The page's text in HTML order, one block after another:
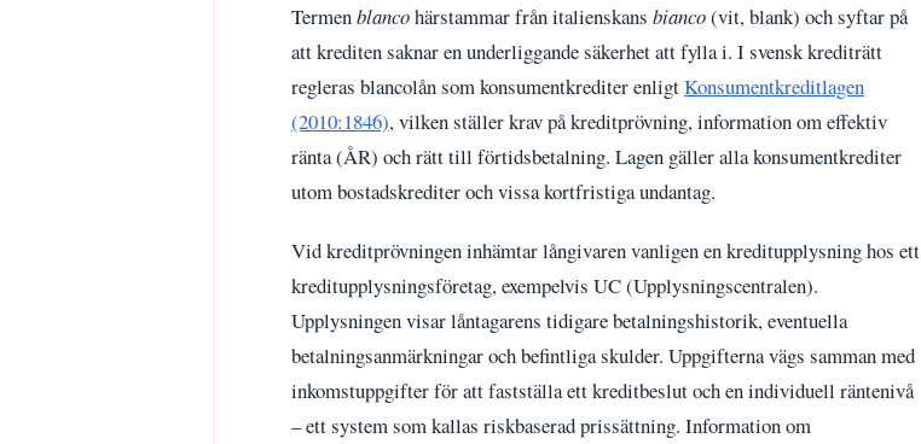
Termenblancohärstammar från italienskans bianco(vit, blank) och syftar på
att krediten saknar en underliggande säkerhet att fylla i. I svensk krediträtt
regleras blancolån som konsumentkrediter enligtKonsumentkreditlagen
(2010:1846), vilken ställer krav på kreditprövning, information om effektiv
ränta (ÅR) och rätt till förtidsbetalning. Lagen gäller alla konsumentkrediter
utom bostadskrediter och vissa kortfristiga undantag.
Vid kreditprövningen inhämtar långivaren vanligen en kreditupplysning hos ett
kreditupplysningsföretag, exempelvis UC (Upplysningscentralen).
Upplysningen visar låntagarens tidigare betalningshistorik, eventuella
betalningsanmärkningar och befintliga skulder. Uppgifterna vägs samman med
inkomstuppgifter för att fastställa ett kreditbeslut och en individuell räntenivå
– ett system som kallas riskbaserad prissättning. Information om